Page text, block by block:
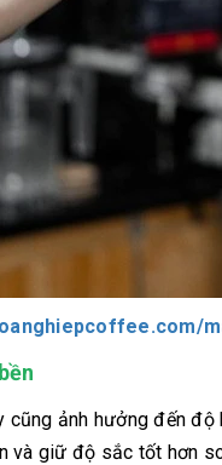
cũng ảnh hưởng đến
và giữ độ sắc tốt hơn